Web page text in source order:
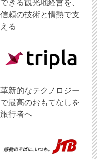
できる観光地経営を、
信頼の技術と情熱で支
える
革新的なテクノロジー
で最高のおもてなしを
旅行者へ